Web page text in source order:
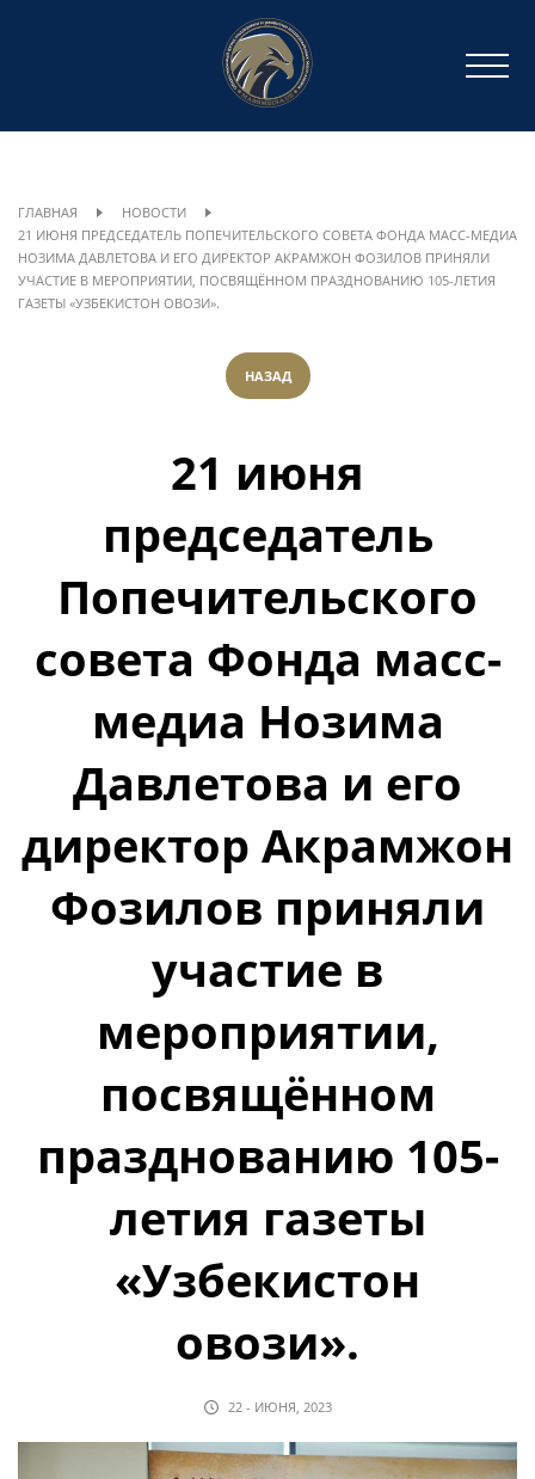
ГЛАВНАЯ
НОВОСТИ
21 ИЮНЯ ПРЕДСЕДАТЕЛЬ ПОПЕЧИТЕЛЬСКОГО СОВЕТА ФОНДА МАСС-МЕДИА
НОЗИМА ДАВЛЕТОВА И ЕГО ДИРЕКТОР АКРАМЖОН ФОЗИЛОВ ПРИНЯЛИ
УЧАСТИЕ В МЕРОПРИЯТИИ, ПОСВЯЩЁННОМ ПРАЗДНОВАНИЮ 105-ЛЕТИЯ
ГАЗЕТЫ «УЗБЕКИСТОН ОВОЗИ».
НАЗАД
21 июня
председатель
Попечительского
совета Фонда масс-
медиа Нозима
Давлетова и его
директор Акрамжон
Фозилов приняли
участие в
мероприятии,
посвящённом
празднованию 105-
летия газеты
«Узбекистон
овози».
22 - ИЮНЯ, 2023